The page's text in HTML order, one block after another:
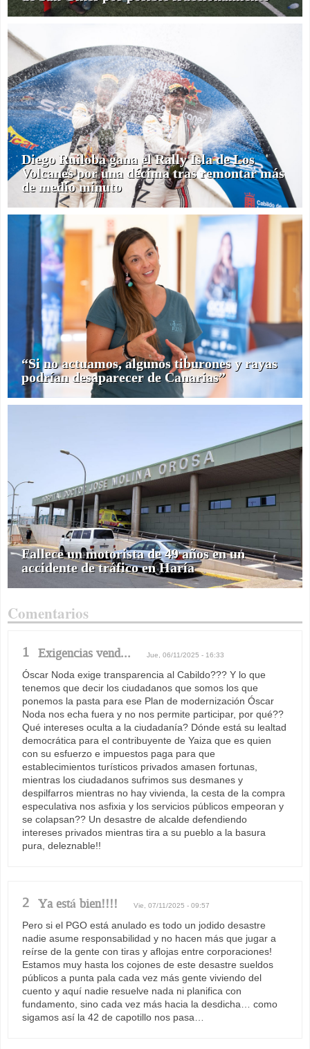
Diego Ruiloba gana el Rally Isla de Los
Volcanes por una décima tras remontar más
de medio minuto
“Si no actuamos, algunos tiburones y rayas
podrían desaparecer de Canarias”
Fallece un motorista de 49 años en un
accidente de tráfico en Haría
Comentarios
1 Exigencias vend... Jue, 06/11/2025 - 16:33
Óscar Noda exige transparencia al Cabildo??? Y lo que
tenemos que decir los ciudadanos que somos los que
ponemos la pasta para ese Plan de modernización Óscar
Noda nos echa fuera y no nos permite participar, por qué??
Qué intereses oculta a la ciudadanía? Dónde está su lealtad
democrática para el contribuyente de Yaiza que es quien
con su esfuerzo e impuestos paga para que
establecimientos turísticos privados amasen fortunas,
mientras los ciudadanos sufrimos sus desmanes y
despilfarros mientras no hay vivienda, la cesta de la compra
especulativa nos asfixia y los servicios públicos empeoran y
se colapsan?? Un desastre de alcalde defendiendo
intereses privados mientras tira a su pueblo a la basura
pura, deleznable!!
2 Ya está bien!!!! Vie, 07/11/2025 - 09:57
Pero si el PGO está anulado es todo un jodido desastre
nadie asume responsabilidad y no hacen más que jugar a
reírse de la gente con tiras y aflojas entre corporaciones!
Estamos muy hasta los cojones de este desastre sueldos
públicos a punta pala cada vez más gente viviendo del
cuento y aquí nadie resuelve nada ni planifica con
fundamento, sino cada vez más hacia la desdicha… como
sigamos así la 42 de capotillo nos pasa…